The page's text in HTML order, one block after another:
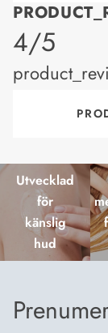
4/5
Utvecklad
för
känslig
hud